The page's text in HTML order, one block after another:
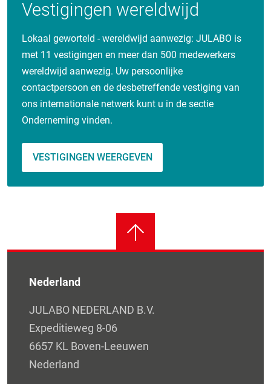
Vestigingen wereldwijd
Lokaal geworteld - wereldwijd aanwezig: JULABO is
met 11 vestigingen en meer dan 500 medewerkers
wereldwijd aanwezig. Uw persoonlijke
contactpersoon en de desbetreffende vestiging van
ons internationale netwerk kunt u in de sectie
Onderneming vinden.
VESTIGINGEN WEERGEVEN
Nederland
JULABO NEDERLAND B.V.
Expeditieweg 8-06
6657 KL Boven-Leeuwen
Nederland